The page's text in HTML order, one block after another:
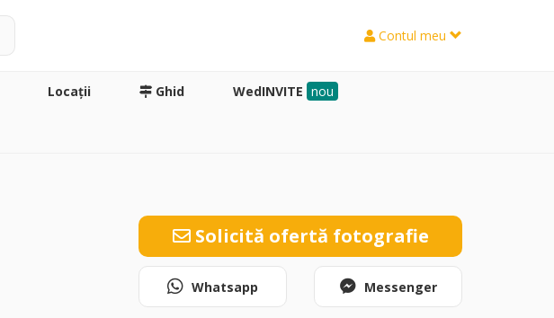
Contul meu
Locaţii Ghid WedINVITE nou
Solicită ofertă fotografie
Whatsapp Messenger